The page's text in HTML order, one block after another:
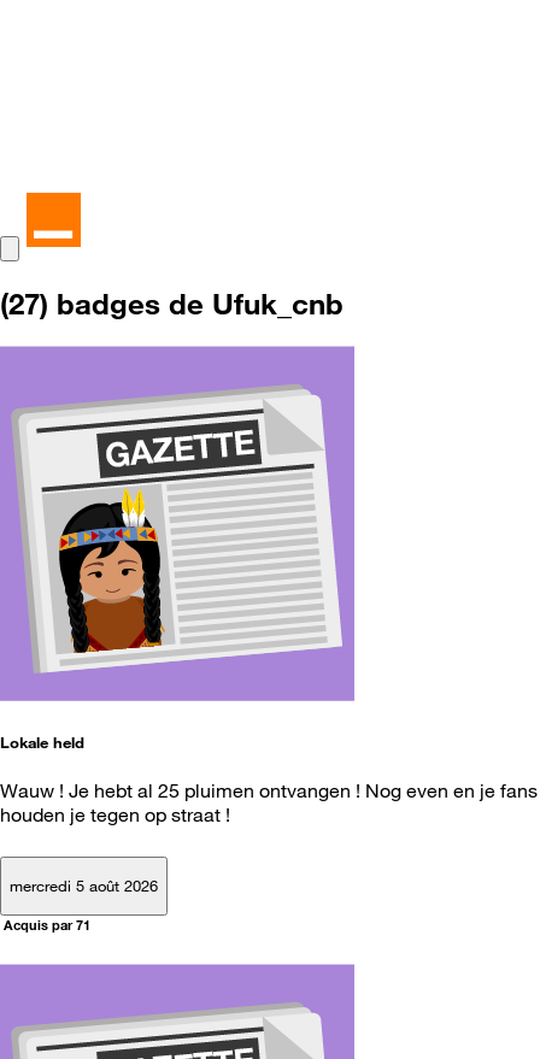
(27) badges de Ufuk_cnb
Lokale held
Wauw ! Je hebt al 25 pluimen ontvangen ! Nog even en je fans
houden je tegen op straat !
mercredi 5 août 2026
Acquis par 71